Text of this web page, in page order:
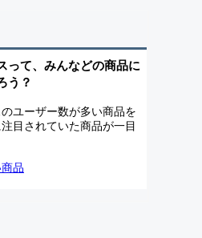
って、みんなどの商品に
う？
ユーザー数が多い商品を
目されていた商品が一目
品